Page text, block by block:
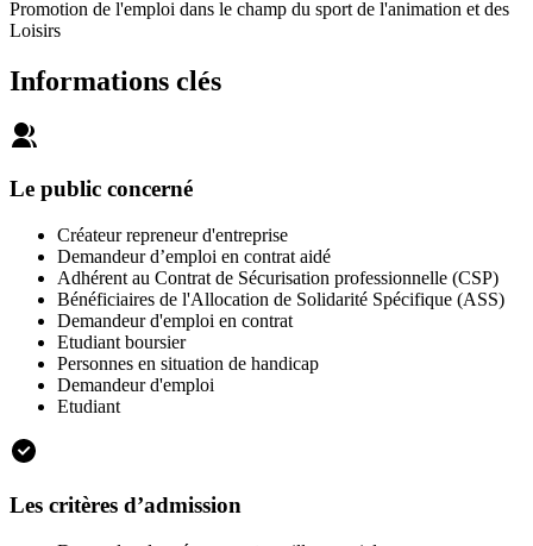
Promotion de l'emploi dans le champ du sport de l'animation et des
Loisirs
Informations clés
Le public concerné
Créateur repreneur d'entreprise
Demandeur d’emploi en contrat aidé
Adhérent au Contrat de Sécurisation professionnelle (CSP)
Bénéficiaires de l'Allocation de Solidarité Spécifique (ASS)
Demandeur d'emploi en contrat
Etudiant boursier
Personnes en situation de handicap
Demandeur d'emploi
Etudiant
Les critères d’admission